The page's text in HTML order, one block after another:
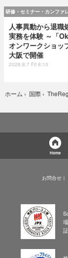
研修・セミナー・カンファ
人事異動から退職
実務を体験 ～「
オンワークショッ
大阪で開催
2026.8.7 Fri 8:10
ホーム › 国際 ›
Home
お問合せ